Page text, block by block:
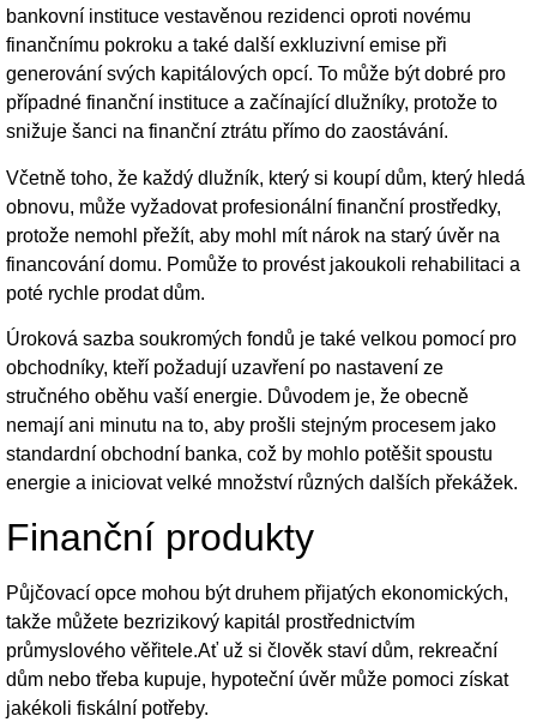
bankovní instituce vestavěnou rezidenci oproti novému
finančnímu pokroku a také další exkluzivní emise při
generování svých kapitálových opcí. To může být dobré pro
případné finanční instituce a začínající dlužníky, protože to
snižuje šanci na finanční ztrátu přímo do zaostávání.
Včetně toho, že každý dlužník, který si koupí dům, který hledá
obnovu, může vyžadovat profesionální finanční prostředky,
protože nemohl přežít, aby mohl mít nárok na starý úvěr na
financování domu. Pomůže to provést jakoukoli rehabilitaci a
poté rychle prodat dům.
Úroková sazba soukromých fondů je také velkou pomocí pro
obchodníky, kteří požadují uzavření po nastavení ze
stručného oběhu vaší energie. Důvodem je, že obecně
nemají ani minutu na to, aby prošli stejným procesem jako
standardní obchodní banka, což by mohlo potěšit spoustu
energie a iniciovat velké množství různých dalších překážek.
Finanční produkty
Půjčovací opce mohou být druhem přijatých ekonomických,
takže můžete bezrizikový kapitál prostřednictvím
průmyslového věřitele.Ať už si člověk staví dům, rekreační
dům nebo třeba kupuje, hypoteční úvěr může pomoci získat
jakékoli fiskální potřeby.